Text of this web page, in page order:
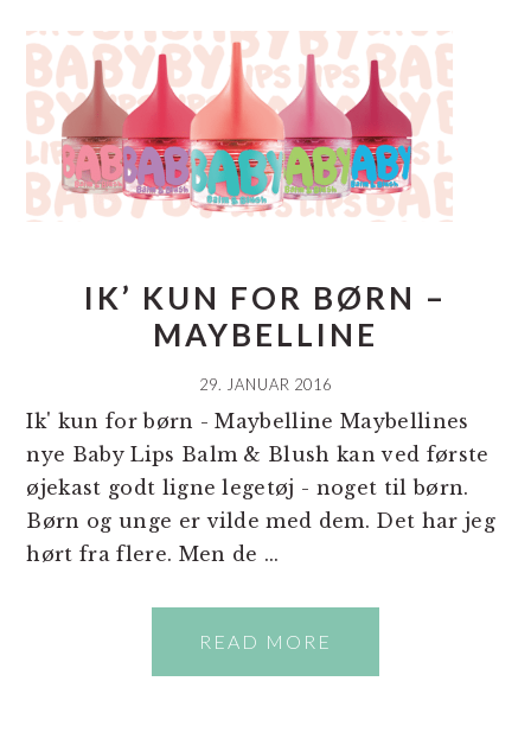
IK’ KUN FOR BØRN –
MAYBELLINE
29. JANUAR 2016
Ik' kun for børn - Maybelline Maybellines
nye Baby Lips Balm & Blush kan ved første
øjekast godt ligne legetøj - noget til børn.
Børn og unge er vilde med dem. Det har jeg
hørt fra flere. Men de ...
READ MORE